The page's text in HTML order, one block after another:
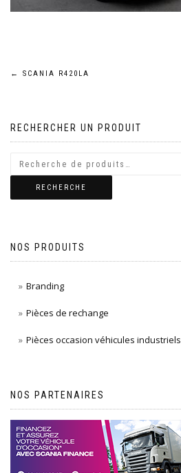
Navigation
l’article
← SCANIA R420LA
RECHERCHER UN PRODUIT
RECHERCHE
NOS PRODUITS
Branding
Pièces de rechange
Pièces occasion véhicules industriels
NOS PARTENAIRES